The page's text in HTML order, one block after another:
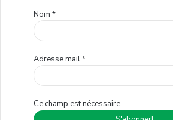
Nom *
Adresse mail*
Ce champ est nécessaire.